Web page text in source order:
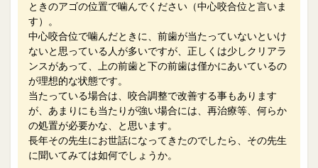
ときのアゴの位置で噛んでください（中心咬合位と言いま
す）。
中心咬合位で噛んだときに、前歯が当たっていないといけ
ないと思っている人が多いですが、正しくは少しクリアラ
ンスがあって、上の前歯と下の前歯は僅かにあいているの
が理想的な状態です。
当たっている場合は、咬合調整で改善する事もあります
が、あまりにも当たりが強い場合には、再治療等、何らか
の処置が必要かな、と思います。
長年その先生にお世話になってきたのでしたら、その先生
に聞いてみては如何でしょうか。